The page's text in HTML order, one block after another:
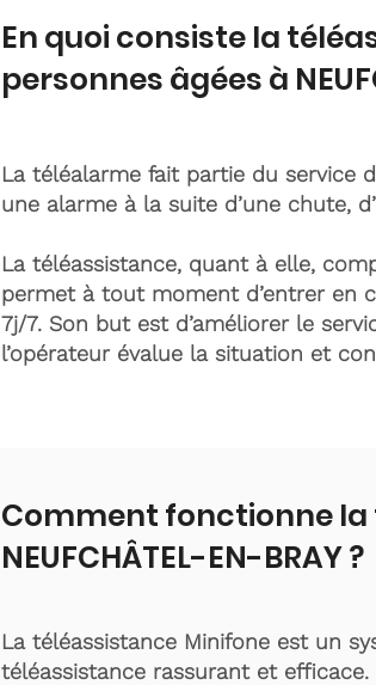
En quoi consiste la
personnes âgées à
La téléalarme fait partie du service
une alarme à la suite d’une chute,
La téléassistance, quant à elle,
permet à tout moment d’entrer en
7j/7. Son but est d’améliorer le
l’opérateur évalue la situation et
Comment fonctionne
NEUFCHÂTEL-EN-BRAY ?
La téléassistance Minifone est un
téléassistance rassurant et efficace.